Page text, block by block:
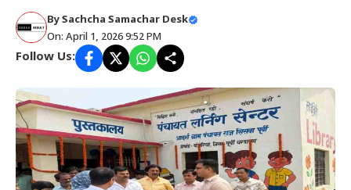
BySachcha Samachar Desk
On: April 1, 2026 9:52 PM
Follow Us: